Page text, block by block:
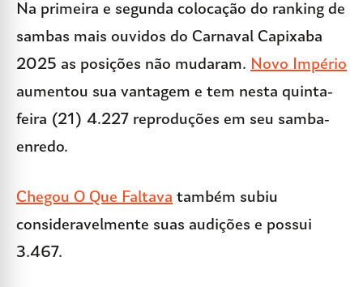
Na primeira e segunda colocação do ranking de
sambas mais ouvidos do Carnaval Capixaba
2025 as posições não mudaram. Novo Império
aumentou sua vantagem e tem nesta quinta-
feira (21) 4.227 reproduções em seu samba-
enredo.
Chegou O Que Faltava também subiu
consideravelmente suas audições e possui
3.467.